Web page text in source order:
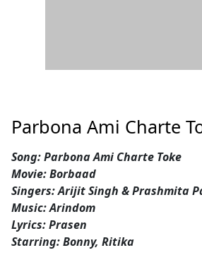
Parbona Ami Charte
Song: Parbona Ami Charte Toke
Movie: Borbaad
Singers: Arijit Singh & Prashmita
Music: Arindom
Lyrics: Prasen
Starring: Bonny, Ritika